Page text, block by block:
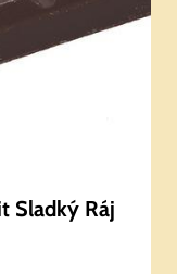
Sladký Ráj